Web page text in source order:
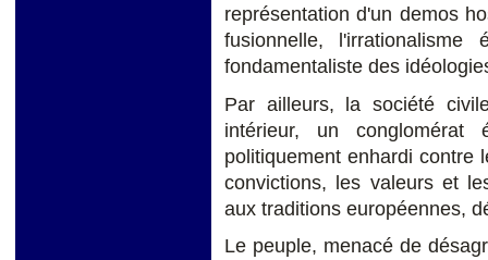
représentation d'un demos
fusionnelle,
fondamentaliste des
Par ailleurs, la société
intérieur, un conglomérat
politiquement enhardi contre
convictions, les valeurs et
aux traditions européennes,
Le peuple, menacé de